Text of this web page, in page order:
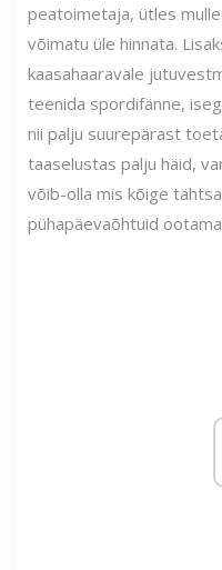
peatoimetaja, ütles
võimatu üle hinnata.
kaasahaaravale
teenida spordifänne,
nii palju suurepärast
taaselustas palju häid,
võib-olla mis kõige
pühapäevaõhtuid